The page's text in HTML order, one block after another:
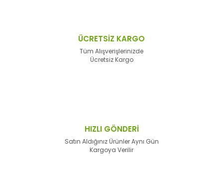
ÜCRETSİZ KARGO
Tüm Alışverişlerinizde
Ücretsiz Kargo
HIZLI GÖNDERİ
Satın Aldığınız Ürünler Aynı Gün
Kargoya Verilir